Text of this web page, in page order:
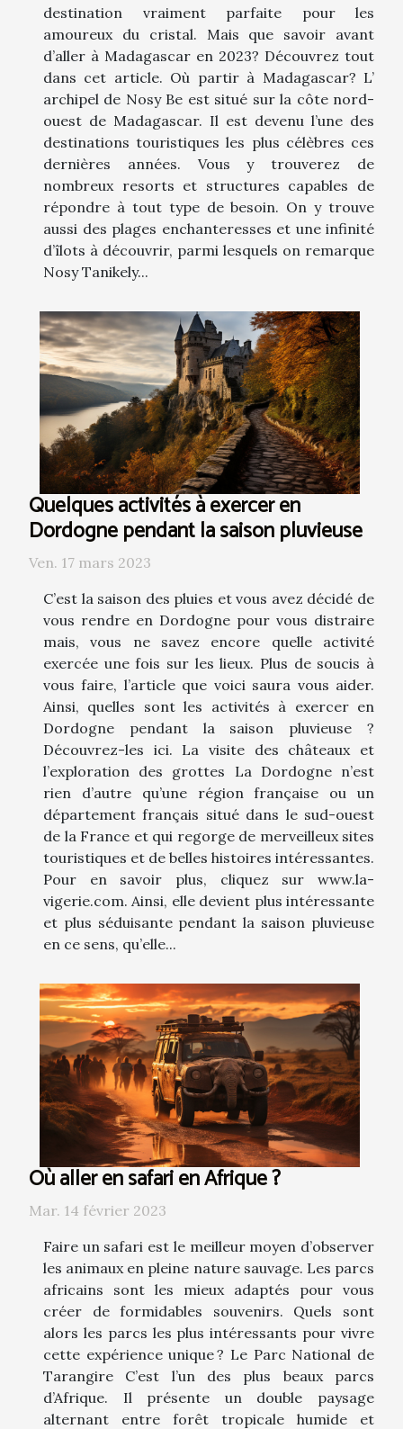
destination vraiment parfaite pour les
amoureux du cristal. Mais que savoir avant
d’aller à Madagascar en 2023? Découvrez tout
dans cet article. Où partir à Madagascar? L’
archipel de Nosy Be est situé sur la côte nord-
ouest de Madagascar. Il est devenu l’une des
destinations touristiques les plus célèbres ces
dernières années. Vous y trouverez de
nombreux resorts et structures capables de
répondre à tout type de besoin. On y trouve
aussi des plages enchanteresses et une infinité
d’îlots à découvrir, parmi lesquels on remarque
Nosy Tanikely...
Quelques activités à exercer en
Dordogne pendant la saison pluvieuse
Ven. 17 mars 2023
C’est la saison des pluies et vous avez décidé de
vous rendre en Dordogne pour vous distraire
mais, vous ne savez encore quelle activité
exercée une fois sur les lieux. Plus de soucis à
vous faire, l’article que voici saura vous aider.
Ainsi, quelles sont les activités à exercer en
Dordogne pendant la saison pluvieuse ?
Découvrez-les ici. La visite des châteaux et
l’exploration des grottes La Dordogne n’est
rien d’autre qu’une région française ou un
département français situé dans le sud-ouest
de la France et qui regorge de merveilleux sites
touristiques et de belles histoires intéressantes.
Pour en savoir plus, cliquez sur www.la-
vigerie.com. Ainsi, elle devient plus intéressante
et plus séduisante pendant la saison pluvieuse
en ce sens, qu’elle...
Où aller en safari en Afrique ?
Mar. 14 février 2023
Faire un safari est le meilleur moyen d’observer
les animaux en pleine nature sauvage. Les parcs
africains sont les mieux adaptés pour vous
créer de formidables souvenirs. Quels sont
alors les parcs les plus intéressants pour vivre
cette expérience unique ? Le Parc National de
Tarangire C’est l’un des plus beaux parcs
d’Afrique. Il présente un double paysage
alternant entre forêt tropicale humide et